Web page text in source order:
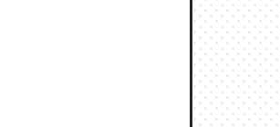
小説でいう「ずっと前
化すればするほど分かり